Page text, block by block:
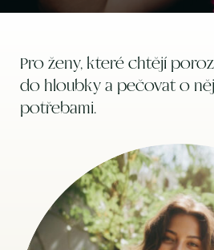
Pro ženy, které chtějí
do hloubky a pečovat o
potřebami.